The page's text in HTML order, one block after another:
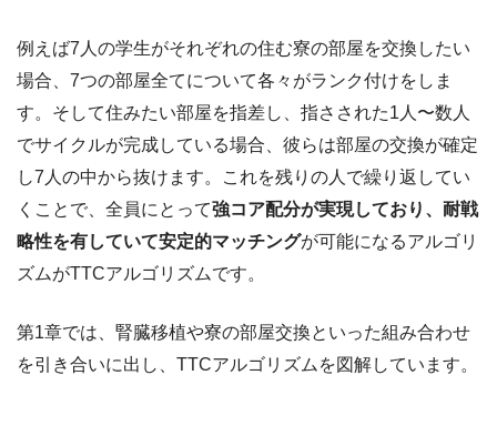
例えば7人の学生がそれぞれの住む寮の部屋を交換したい
場合、7つの部屋全てについて各々がランク付けをしま
す。そして住みたい部屋を指差し、指さされた1人〜数人
でサイクルが完成している場合、彼らは部屋の交換が確定
し7人の中から抜けます。これを残りの人で繰り返してい
くことで、全員にとって強コア配分が実現しており、耐戦
略性を有していて安定的マッチングが可能になるアルゴリ
ズムがTTCアルゴリズムです。
第1章では、腎臓移植や寮の部屋交換といった組み合わせ
を引き合いに出し、TTCアルゴリズムを図解しています。